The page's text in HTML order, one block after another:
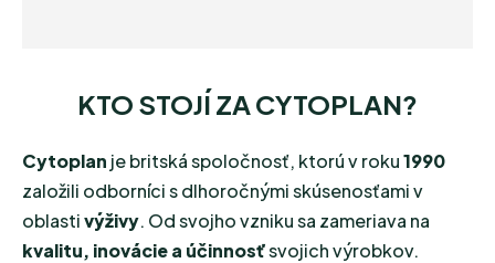
KTO STOJÍ ZA CYTOPLAN?
Cytoplan je britská spoločnosť, ktorú v roku1990
založili odborníci s dlhoročnými skúsenosťami v
oblastivýživy. Od svojho vzniku sa zameriava na
kvalitu, inovácie a účinnosťsvojich výrobkov.